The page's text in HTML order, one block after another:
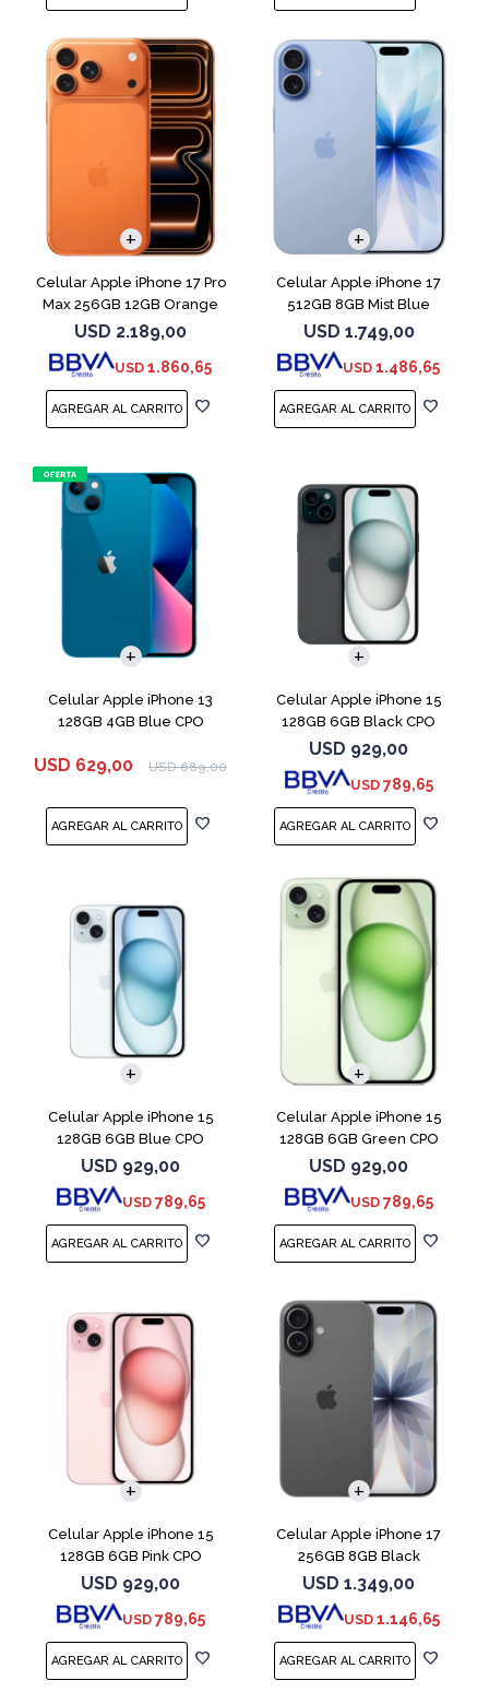
Celular Apple iPhone 17 Pro
Max 256GB 12GB Orange
USD 2.189,00
USD 1.860,65
Celular Apple iPhone 17
512GB 8GB Mist Blue
USD 1.749,00
USD 1.486,65
COMPARAR
Celular Apple iPhone 13
128GB 4GB Blue CPO
USD 629,00 USD 689,00
Celular Apple iPhone 15
128GB 6GB Black CPO
USD 929,00
USD 789,65
COMPARAR
Celular Apple iPhone 15
128GB 6GB Blue CPO
USD 929,00
USD 789,65
COMPARAR
Celular Apple iPhone 15
128GB 6GB Green CPO
USD 929,00
USD 789,65
COMPARAR
Celular Apple iPhone 15
128GB 6GB Pink CPO
USD 929,00
USD 789,65
COMPARAR
Celular Apple iPhone 17
256GB 8GB Black
USD 1.349,00
USD 1.146,65
COMPARAR